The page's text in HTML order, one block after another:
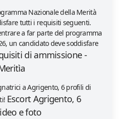
Nazionale della Merità
tutti i requisiti seguenti.
a far parte del programma
un candidato deve soddisfare
di ammissione -
a Agrigento, 6 profili di
Escort Agrigento, 6
e foto